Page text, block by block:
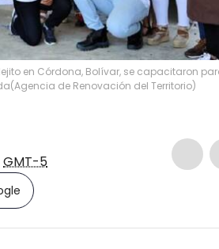
en Córdona, Bolívar, se capacitaron
(Agencia de Renovación del Territorio)
GMT-5